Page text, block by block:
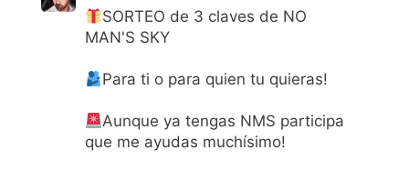
SORTEO de 3 claves de NO
MAN'S SKY
Para ti o para quien tu quieras!
Aunque ya tengas NMS participa
que me ayudas muchísimo!